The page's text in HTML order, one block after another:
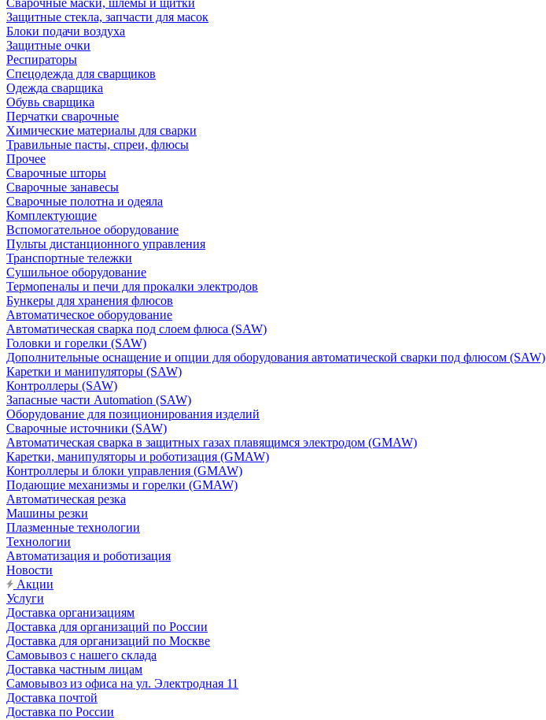
Сварочные маски, шлемы и щитки
Защитные стекла, запчасти для масок
Блоки подачи воздуха
Защитные очки
Респираторы
Спецодежда для сварщиков
Одежда сварщика
Обувь сварщика
Перчатки сварочные
Химические материалы для сварки
Травильные пасты, спреи, флюсы
Прочее
Сварочные шторы
Сварочные занавесы
Сварочные полотна и одеяла
Комплектующие
Вспомогательное оборудование
Пульты дистанционного управления
Транспортные тележки
Сушильное оборудование
Термопеналы и печи для прокалки электродов
Бункеры для хранения флюсов
Автоматическое оборудование
Автоматическая сварка под слоем флюса (SAW)
Головки и горелки (SAW)
Дополнительные оснащение и опции для оборудования автоматической сварки под флюсом (SAW)
Каретки и манипуляторы (SAW)
Контроллеры (SAW)
Запасные части Automation (SAW)
Оборудование для позиционирования изделий
Сварочные источники (SAW)
Автоматическая сварка в защитных газах плавящимся электродом (GMAW)
Каретки, манипуляторы и роботизация (GMAW)
Контроллеры и блоки управления (GMAW)
Подающие механизмы и горелки (GMAW)
Автоматическая резка
Машины резки
Плазменные технологии
Технологии
Автоматизация и роботизация
Новости
Акции
Услуги
Доставка организациям
Доставка для организаций по России
Доставка для организаций по Москве
Самовывоз с нашего склада
Доставка частным лицам
Самовывоз из офиса на ул. Электродная 11
Доставка почтой
Доставка по России